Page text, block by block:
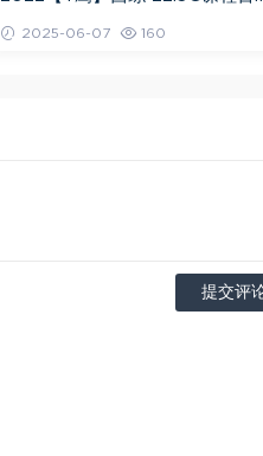
2025-06-07 160
提交评